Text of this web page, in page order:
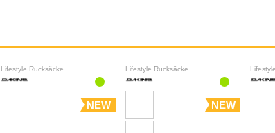
Lifestyle Rucksäcke
NEW
Lifestyle Rucksäcke
NEW